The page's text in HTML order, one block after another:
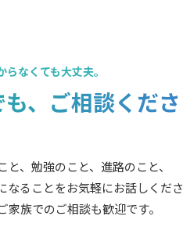
らなくても大丈夫。
、 ご相談くだ
、勉強のこと、進路のこと、
なることをお気軽にお話しくだ
族でのご相談も歓迎です。